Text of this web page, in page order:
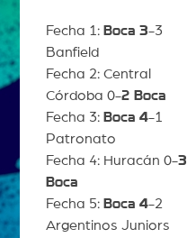
Fecha 1: Boca 3-3
Banfield
Fecha 2: Central
Córdoba 0-2 Boca
Fecha 3: Boca 4-1
Patronato
Fecha 4: Huracán 0-3
Boca
Fecha 5: Boca 4-2
Argentinos Juniors